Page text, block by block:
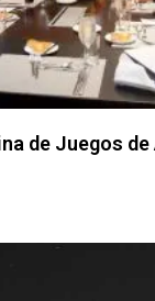
de Juegos de